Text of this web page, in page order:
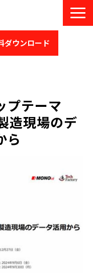
ダウンロード
ち資料
探す
ェビナー
プテーマ
造現場のデ
ら